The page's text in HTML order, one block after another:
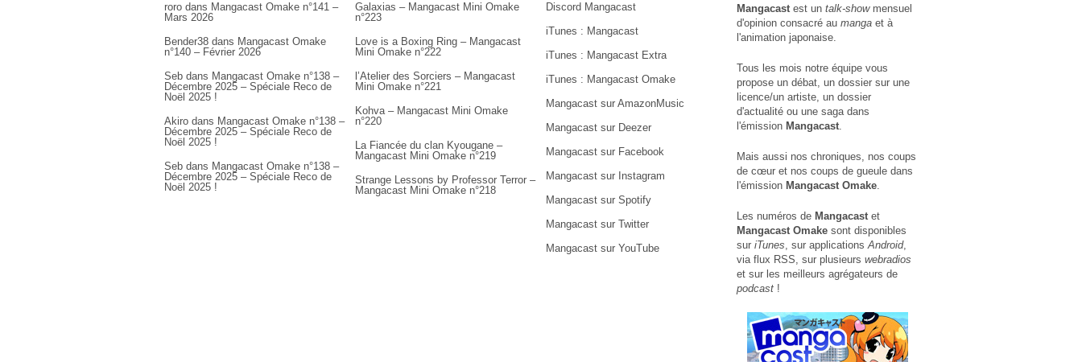
roro dans Mangacast Omake n°141 –
Mars 2026
Bender38 dans Mangacast Omake
n°140 – Février 2026
Seb dans Mangacast Omake n°138 –
Décembre 2025 – Spéciale Reco de
Noël 2025 !
Akiro dans Mangacast Omake n°138 –
Décembre 2025 – Spéciale Reco de
Noël 2025 !
Seb dans Mangacast Omake n°138 –
Décembre 2025 – Spéciale Reco de
Noël 2025 !
Galaxias – Mangacast Mini Omake
n°223
Love is a Boxing Ring – Mangacast
Mini Omake n°222
l’Atelier des Sorciers – Mangacast
Mini Omake n°221
Kohva – Mangacast Mini Omake
n°220
La Fiancée du clan Kyougane –
Mangacast Mini Omake n°219
Strange Lessons by Professor Terror –
Mangacast Mini Omake n°218
Discord Mangacast
iTunes : Mangacast
iTunes : Mangacast Extra
iTunes : Mangacast Omake
Mangacast sur AmazonMusic
Mangacast sur Deezer
Mangacast sur Facebook
Mangacast sur Instagram
Mangacast sur Spotify
Mangacast sur Twitter
Mangacast sur YouTube
Mangacastest un talk-showmensuel
d'opinion consacré au manga et à
l'animation japonaise.
Tous les mois notre équipe vous
propose un débat, un dossier sur une
licence/un artiste, un dossier
d'actualité ou une saga dans
l'émission Mangacast.
Mais aussi nos chroniques, nos coups
de cœur et nos coups de gueule dans
l'émission Mangacast Omake.
Les numéros de Mangacastet
Mangacast Omake sont disponibles
sur iTunes, sur applicationsAndroid,
via flux RSS, sur plusieurs webradios
et sur les meilleurs agrégateurs de
podcast !